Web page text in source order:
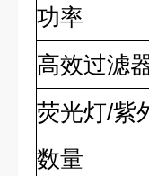
功率
高效过滤
荧光灯/紫
数量